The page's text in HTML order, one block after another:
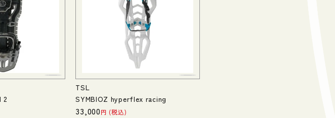
2
TSL
SYMBIOZ hyperflex racing
33,000 税込